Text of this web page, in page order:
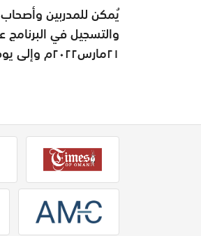
يُمكن للمدربين
٢١مارس٢٠٢٢م وإلى يوم الإثنين الموافق ٤ إبريل ٢٠٢٢م.